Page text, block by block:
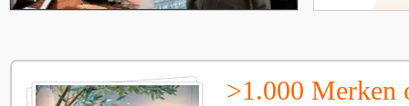
>1.000 Merken